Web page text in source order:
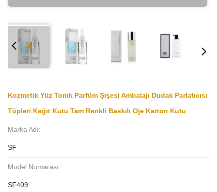
Kozmetik Yüz Tonik Parfüm Şişesi Ambalajı Dudak Parlatıcısı
Tüpleri Kağıt Kutu Tam Renkli Baskılı Oje Karton Kutu
Marka Adı:
SF
Model Numarası:
SF409